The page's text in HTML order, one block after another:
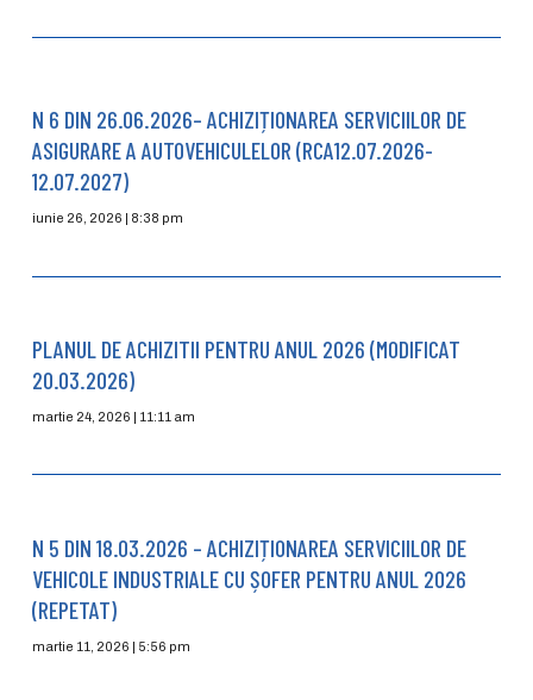
N 6 DIN 26.06.2026– ACHIZIȚIONAREA SERVICIILOR DE
ASIGURARE A AUTOVEHICULELOR (RCA12.07.2026-
12.07.2027)
iunie 26, 2026 8:38 pm
PLANUL DE ACHIZITII PENTRU ANUL 2026 (MODIFICAT
20.03.2026)
martie 24, 2026 11:11 am
N 5 DIN 18.03.2026 – ACHIZIȚIONAREA SERVICIILOR DE
VEHICOLE INDUSTRIALE CU ȘOFER PENTRU ANUL 2026
(REPETAT)
martie 11, 2026 5:56 pm